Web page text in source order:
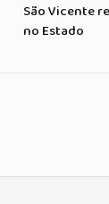
São Vicente
no Estado